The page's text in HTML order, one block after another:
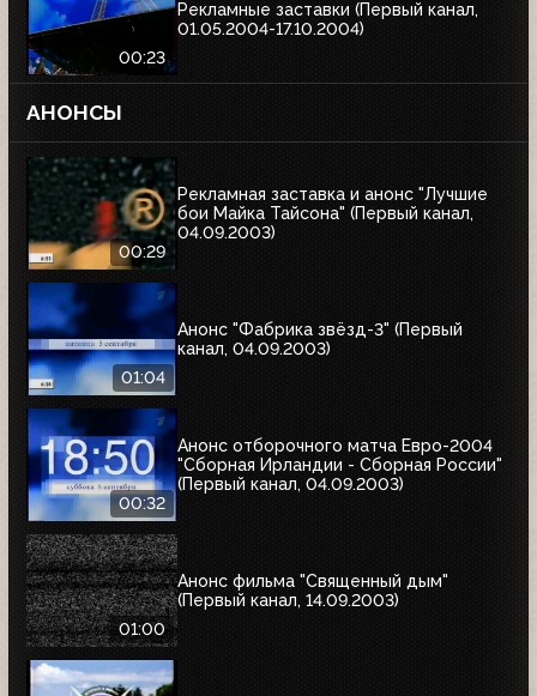
00:23
Рекламные заставки (Первый канал,
01.05.2004-17.10.2004)
АНОНСЫ
00:29
Рекламная заставка и анонс "Лучшие
бои Майка Тайсона" (Первый канал,
04.09.2003)
01:04
Анонс "Фабрика звёзд-3" (Первый
канал, 04.09.2003)
00:32
Анонс отборочного матча Евро-2004
"Сборная Ирландии - Сборная России"
(Первый канал, 04.09.2003)
01:00
Анонс фильма "Священный дым"
(Первый канал, 14.09.2003)